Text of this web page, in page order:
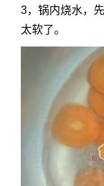
3，锅内烧水，
太软了。